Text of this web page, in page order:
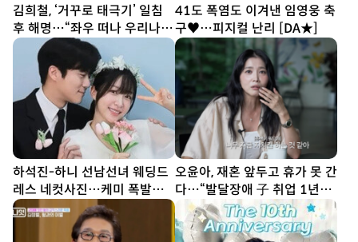
김희철, ‘거꾸로 태극기’ 일침
후 해명…“좌우 떠나 우리나라
국기”[SD이슈]
41도 폭염도 이겨낸 임영웅 축
구♥…피지컬 난리 [DA★]
하석진-하니 선남선녀 웨딩드
레스 네컷사진…케미 폭발
[DA★]
오윤아, 재혼 앞두고 휴가 못 간
다…“발달장애 子 취업 1년
차” [SD톡톡]